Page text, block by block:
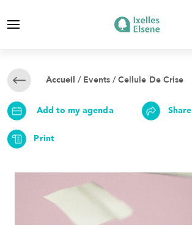
Accueil / Events/ Cellule De Crise
Add to my agenda Share
Print